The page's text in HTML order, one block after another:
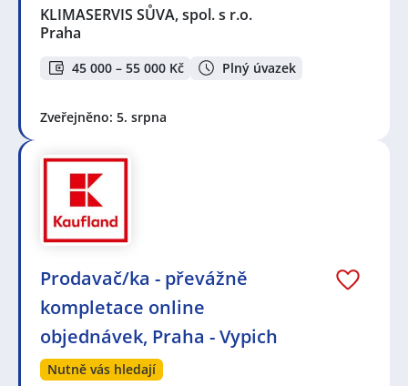
KLIMASERVIS SŮVA, spol. s r.o.
Praha
45 000 – 55 000 Kč Plný úvazek
Zveřejněno: 5. srpna
Prodavač/ka - převážně
kompletace online
objednávek, Praha - Vypich
Nutně vás hledají